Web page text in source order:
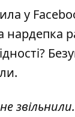
у
нардепка